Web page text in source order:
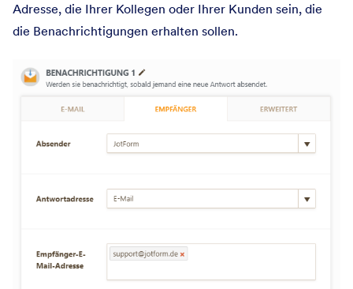
Adresse, die Ihrer Kollegen oder Ihrer Kunden sein, die
die Benachrichtigungen erhalten sollen.